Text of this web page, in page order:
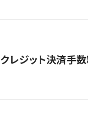
レジット決済手